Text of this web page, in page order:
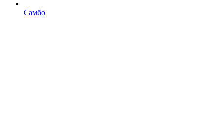
Самбо